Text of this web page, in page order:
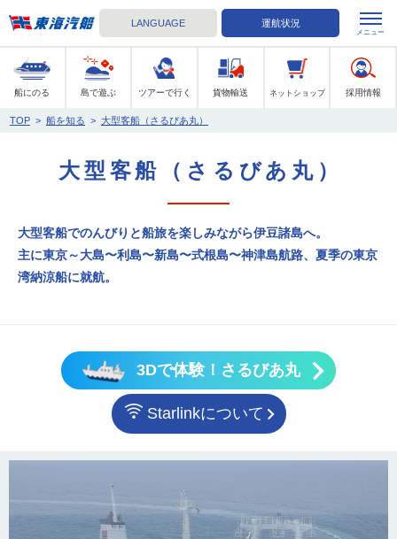
各船のバリアフリー設備やおからだの不自由なかたの予約
LANGUAGE 運航状況
船にのる 島で遊ぶ ツアーで行く 貨物輸送 ネットショップ 採用情報
メニュー
TOP > 船を知る > 大型客船（さるびあ丸）
大型客船（さるびあ丸）
大型客船でのんびりと船旅を楽しみながら伊豆諸島へ。
主に東京～大島〜利島〜新島〜式根島〜神津島航路、夏季の東京
湾納涼船に就航。
3Dで体験！さるびあ丸
Starlinkについて